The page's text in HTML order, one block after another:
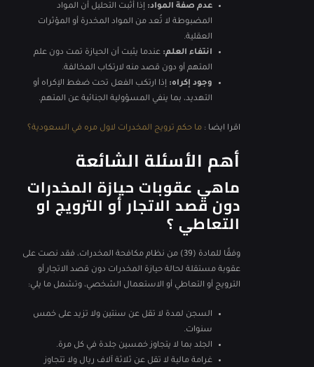
عدم صفة المواد: إذا أثبت التحليل أن المواد
المضبوطة لا تُعد من المواد المخدرة أو المؤثرات
العقلية.
انتفاء العلم: عندما يثبت أن الحيازة تمت دون علم
المتهم أو دون قصد منه لارتكاب المخالفة.
وجود إكراه: إذا ارتكب الفعل تحت ضغط الإكراه أو
التهديد، بما ينفي المسؤولية الجنائية عن المتهم.
اقرا ايضا : ما حكم ترويج المخدرات لاول مره في السعودية؟
أهم الأسئلة الشائعة
ماهي عقوبات حيازة المخدرات
دون قصد الاتجار أو الترويج او
التعاطي ؟
وفقًا للمادة (39) من نظام مكافحة المخدرات، فقد نصت على
عقوبة مستقلة لحالة حيازة المخدرات دون قصد الاتجار أو
الترويج أو التعاطي أو الاستعمال الشخصي، وتشمل ما يلي:
السجن لمدة لا تقل عن سنتين ولا تزيد على خمس
سنوات.
الجلد بما لا يتجاوز خمسين جلدة في كل مرة.
غرامة مالية لا تقل عن ثلاثة آلاف ريال ولا تتجاوز